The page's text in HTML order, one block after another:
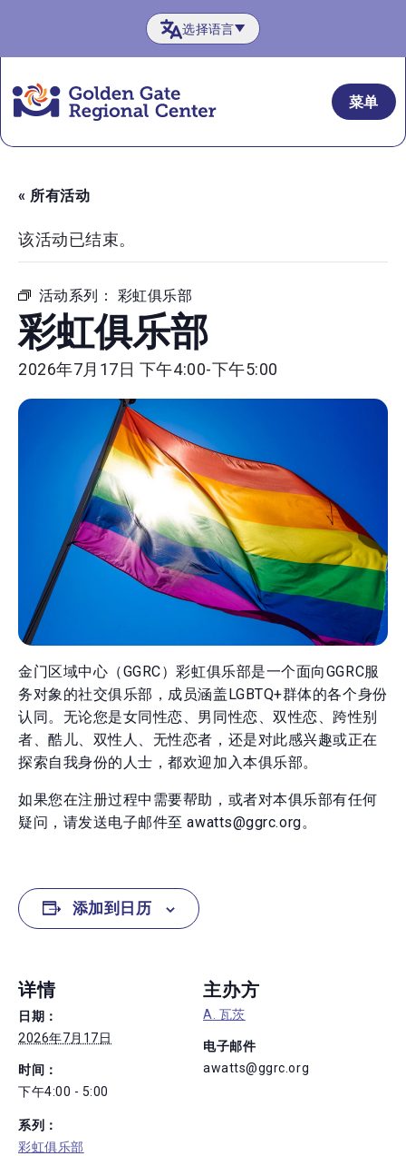
内
选择语言
菜单
« 所有活动
该活动已结束。
活动系列： 彩虹俱乐部
彩虹俱乐部
2026年7月17日 下午4:00-下午5:00
金门区域中心（GGRC）彩虹俱乐部是一个面向GGRC服
务对象的社交俱乐部，成员涵盖LGBTQ+群体的各个身份
认同。无论您是女同性恋、男同性恋、双性恋、跨性别
者、酷儿、双性人、无性恋者，还是对此感兴趣或正在
探索自我身份的人士，都欢迎加入本俱乐部。
如果您在注册过程中需要帮助，或者对本俱乐部有任何
疑问，请发送电子邮件至 awatts@ggrc.org。
添加到日历
详情
日期：
2026年7月17日
时间：
下午4:00 - 5:00
系列：
彩虹俱乐部
主办方
A. 瓦茨
电子邮件
awatts@ggrc.org